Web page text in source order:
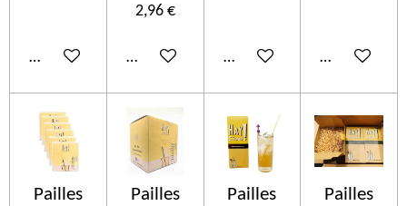
Añadir al carrito
2,96 €
Añadir al carritoAñadir al carritoAñadir al
Pailles
Pailles
Pailles
Pailles